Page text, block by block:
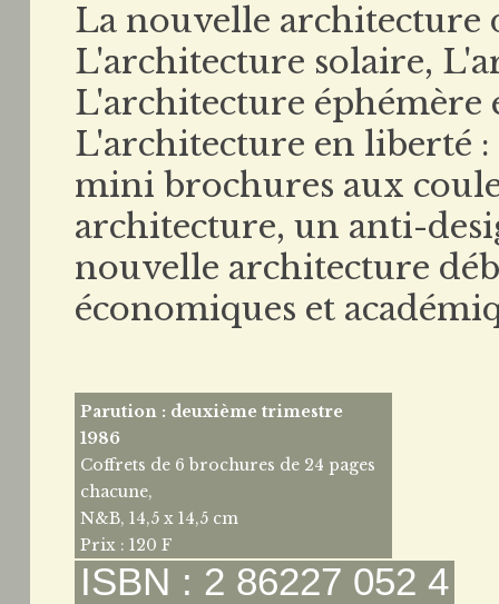
La nouvelle architecture
L'architecture solaire,
L'architecture éphémère
L'architecture en liberté
mini brochures aux
architecture, un anti-
nouvelle architecture
économiques et
Parution : deuxième trimestre
1986
Coffrets de 6 brochures de 24 pages
chacune,
N&B, 14,5 x 14,5 cm
Prix : 120 F
ISBN : 2 86227 052 4